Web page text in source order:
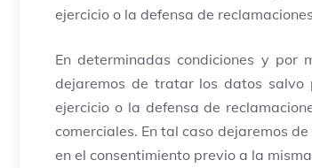
ejercicio o la defensa de
En determinadas condiciones y por
dejaremos de tratar los datos salvo
ejercicio o la defensa de
comerciales. En tal caso dejaremos
en el consentimiento previo a la